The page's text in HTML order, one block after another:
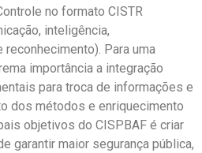
no formato CISTR
inteligência,
Para uma
importância a integração
para troca de informações e
dos métodos e enriquecimento
objetivos do CISPBAF é criar
garantir maior segurança pública,